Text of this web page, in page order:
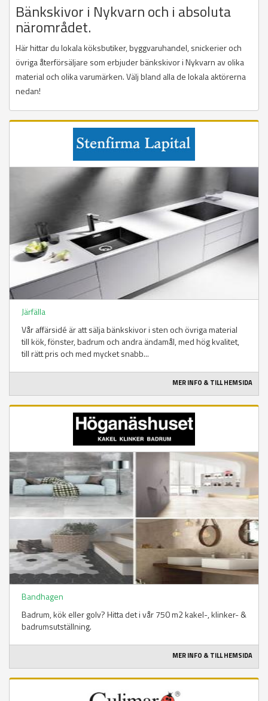
Bänkskivor i Nykvarn och i absoluta
närområdet.
Här hittar du lokala köksbutiker, byggvaruhandel, snickerier och
övriga återförsäljare som erbjuder bänkskivor i Nykvarn av olika
material och olika varumärken. Välj bland alla de lokala aktörerna
nedan!
Järfälla
Vår affärsidé är att sälja bänkskivor i sten och övriga material
till kök, fönster, badrum och andra ändamål, med hög kvalitet,
till rätt pris och med mycket snabb...
MER INFO & TILL HEMSIDA
Bandhagen
Badrum, kök eller golv? Hitta det i vår 750 m2 kakel-, klinker- &
badrumsutställning.
MER INFO & TILL HEMSIDA